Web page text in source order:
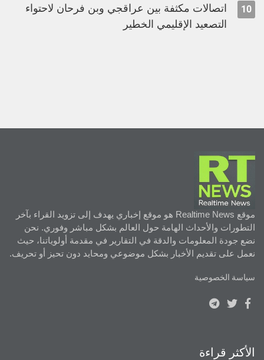
10
اتصالات مكثفة بين عراقجي وبن فرحان لاحتواء
التصعيد الإقليمي الخطير
موقع Realtime News هو موقع إخباري يهدف إلى تزويد القراء بآخر
التطورات والأحداث الهامة حول العالم بشكل مباشر وفوري. نحن
نضع جودة المعلومات والدقة في التقارير في مقدمة أولوياتنا، حيث
نعمل على تقديم الأخبار بشكل موضوعي ومحايد دون تحيز أو تحريف.
سياسة الخصوصية
الأكثر قراءة